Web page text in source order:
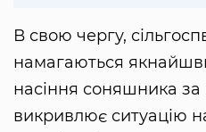
В свою чергу,
намагаються
насіння соняшника за
викривлює ситуацію на